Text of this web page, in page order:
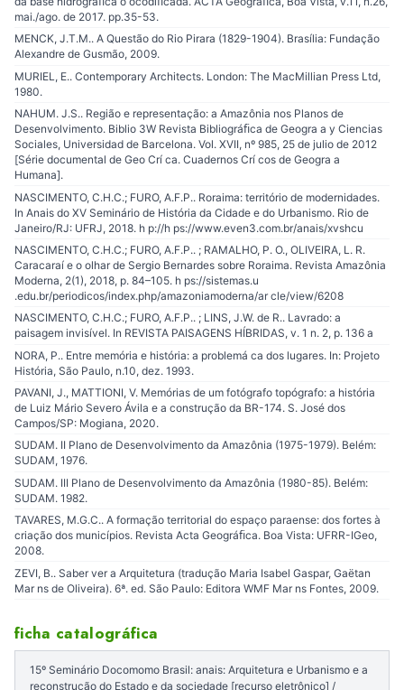
mai./ago. de 2017. pp.35-53.
MENCK, J.T.M.. A Questão do Rio Pirara (1829-1904). Brasília: Fundação
Alexandre de Gusmão, 2009.
MURIEL, E.. Contemporary Architects. London: The MacMillian Press Ltd,
1980.
NAHUM. J.S.. Região e representação: a Amazônia nos Planos de
Desenvolvimento. Biblio 3W Revista Bibliográﬁca de Geogra a y Ciencias
Sociales, Universidad de Barcelona. Vol. XVII, nº 985, 25 de julio de 2012
[Série documental de Geo Crí ca. Cuadernos Crí cos de Geogra a
Humana].
NASCIMENTO, C.H.C.; FURO, A.F.P.. Roraima: território de modernidades.
In Anais do XV Seminário de História da Cidade e do Urbanismo. Rio de
Janeiro/RJ: UFRJ, 2018. h p://h ps://www.even3.com.br/anais/xvshcu
NASCIMENTO, C.H.C.; FURO, A.F.P.. ; RAMALHO, P. O., OLIVEIRA, L. R.
Caracaraí e o olhar de Sergio Bernardes sobre Roraima. Revista Amazônia
Moderna, 2(1), 2018, p. 84–105. h ps://sistemas.u
.edu.br/periodicos/index.php/amazoniamoderna/ar cle/view/6208
NASCIMENTO, C.H.C.; FURO, A.F.P.. ; LINS, J.W. de R.. Lavrado: a
paisagem invisível. In REVISTA PAISAGENS HÍBRIDAS, v. 1 n. 2, p. 136 a
NORA, P.. Entre memória e história: a problemá ca dos lugares. In: Projeto
História, São Paulo, n.10, dez. 1993.
PAVANI, J., MATTIONI, V. Memórias de um fotógrafo topógrafo: a história
de Luiz Mário Severo Ávila e a construção da BR-174. S. José dos
Campos/SP: Mogiana, 2020.
SUDAM. II Plano de Desenvolvimento da Amazônia (1975-1979). Belém:
SUDAM, 1976.
SUDAM. III Plano de Desenvolvimento da Amazônia (1980-85). Belém:
SUDAM. 1982.
TAVARES, M.G.C.. A formação territorial do espaço paraense: dos fortes à
criação dos municípios. Revista Acta Geográﬁca. Boa Vista: UFRR-IGeo,
2008.
ZEVI, B.. Saber ver a Arquitetura (tradução Maria Isabel Gaspar, Gaëtan
Mar ns de Oliveira). 6ª. ed. São Paulo: Editora WMF Mar ns Fontes, 2009.
ficha catalográfica
15º Seminário Docomomo Brasil: anais: Arquitetura e Urbanismo e a
reconstrução do Estado e da sociedade [recurso eletrônico] /